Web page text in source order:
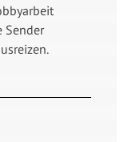
Sender